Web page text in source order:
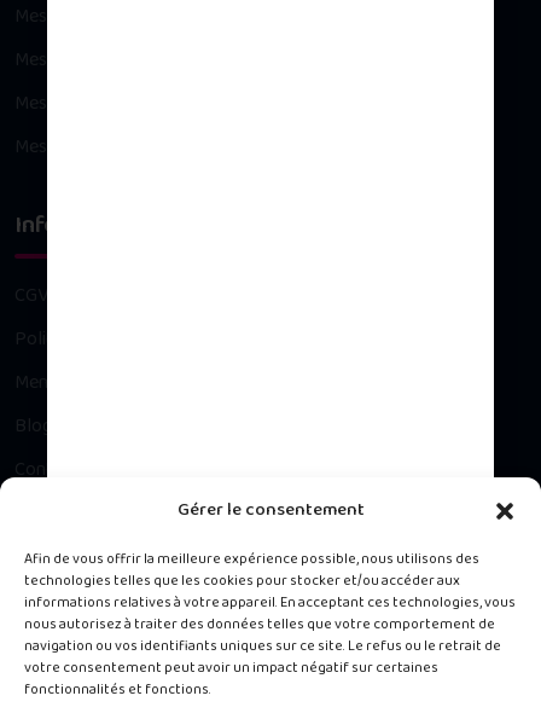
Gérer le consentement
Afin de vous offrir la meilleure expérience possible, nous utilisons des
technologies telles que les cookies pour stocker et/ou accéder aux
informations relatives à votre appareil. En acceptant ces technologies, vous
nous autorisez à traiter des données telles que votre comportement de
navigation ou vos identifiants uniques sur ce site. Le refus ou le retrait de
votre consentement peut avoir un impact négatif sur certaines
fonctionnalités et fonctions.
Mes avoirs
Mes adresses
Mes informations personnelles
Mes bons de réduction
Infos légales
CGV
Politique de confidentialité
Mentions légales
Blog
Contact
Besoin d’un conseil ?
Contacter notre Service Client du lundi au vendredi, 9h à 16h.
488 rue de la Chapelle, Jarry 97122 Baie-Mahault